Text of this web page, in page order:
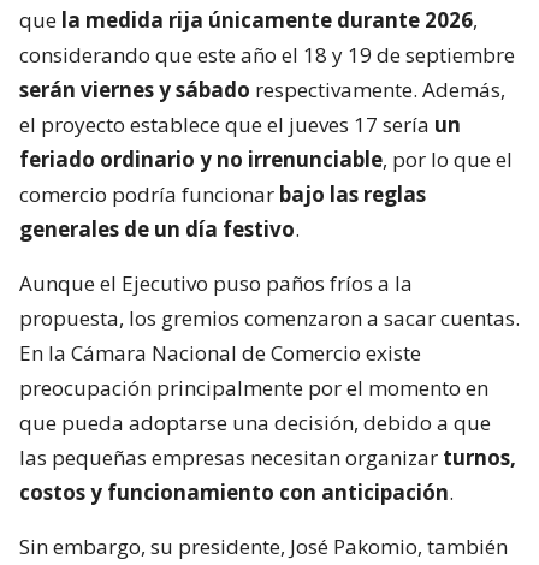
que la medida rija únicamente durante 2026,
considerando que este año el 18 y 19 de septiembre
serán viernes y sábado respectivamente. Además,
el proyecto establece que el jueves 17 sería un
feriado ordinario y no irrenunciable, por lo que el
comercio podría funcionar bajo las reglas
generales de un día festivo.
Aunque el Ejecutivo puso paños fríos a la
propuesta, los gremios comenzaron a sacar cuentas.
En la Cámara Nacional de Comercio existe
preocupación principalmente por el momento en
que pueda adoptarse una decisión, debido a que
las pequeñas empresas necesitan organizar turnos,
costos y funcionamiento con anticipación.
Sin embargo, su presidente, José Pakomio, también